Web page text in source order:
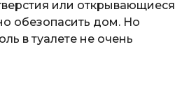
или открывающиеся
обезопасить дом. Но
в туалете не очень